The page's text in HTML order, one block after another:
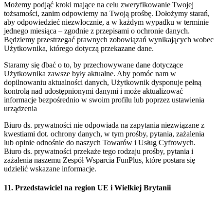
Możemy podjąć kroki mające na celu zweryfikowanie Twojej
tożsamości, zanim odpowiemy na Twoją prośbę. Dołożymy starań,
aby odpowiedzieć niezwłocznie, a w każdym wypadku w terminie
jednego miesiąca – zgodnie z przepisami o ochronie danych.
Będziemy przestrzegać prawnych zobowiązań wynikających wobec
Użytkownika, którego dotyczą przekazane dane.
Staramy się dbać o to, by przechowywane dane dotyczące
Użytkownika zawsze były aktualne. Aby pomóc nam w
dopilnowaniu aktualności danych, Użytkownik dysponuje pełną
kontrolą nad udostępnionymi danymi i może aktualizować
informacje bezpośrednio w swoim profilu lub poprzez ustawienia
urządzenia
Biuro ds. prywatności nie odpowiada na zapytania niezwiązane z
kwestiami dot. ochrony danych, w tym prośby, pytania, zażalenia
lub opinie odnośnie do naszych Towarów i Usług Cyfrowych.
Biuro ds. prywatności przekaże tego rodzaju prośby, pytania i
zażalenia naszemu Zespół Wsparcia FunPlus, które postara się
udzielić wskazane informacje.
11. Przedstawiciel na region UE i Wielkiej Brytanii